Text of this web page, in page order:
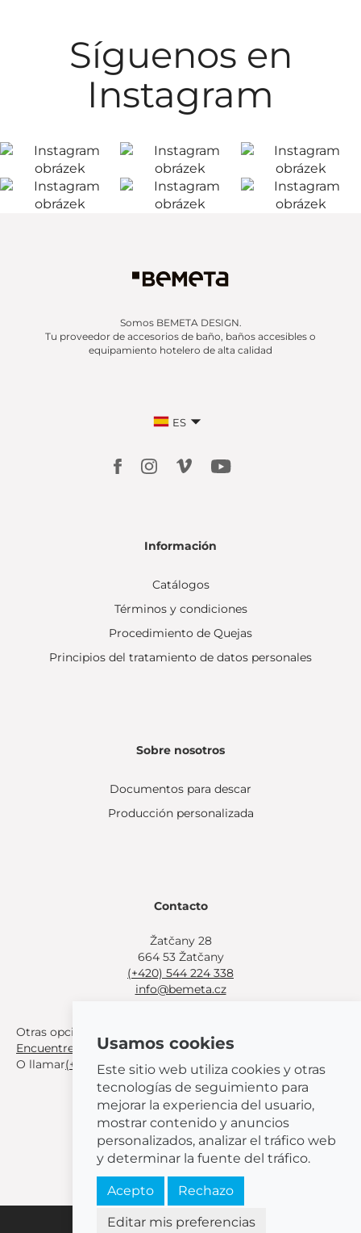
Síguenos en
Instagram
Somos BEMETA DESIGN.
Tu proveedor de accesorios de baño, baños accesibles o
equipamiento hotelero de alta calidad
ES
Información
Catálogos
Términos y condiciones
Procedimiento de Quejas
Principios del tratamiento de datos personales
Sobre nosotros
Documentos para descar
Producción personalizada
Contacto
Žatčany 28
664 53 Žatčany
(+420) 544 224 338
info@bemeta.cz
Otras opciones de compra:
Encuentre un distribuidor cerca de usted
O llamar(+420) 544 224 338.
© 2026 BEMETA
Usamos cookies
Este sitio web utiliza cookies y otras
tecnologías de seguimiento para
mejorar la experiencia del usuario,
mostrar contenido y anuncios
personalizados, analizar el tráfico web
y determinar la fuente del tráfico.
Acepto Rechazo
Editar mis preferencias